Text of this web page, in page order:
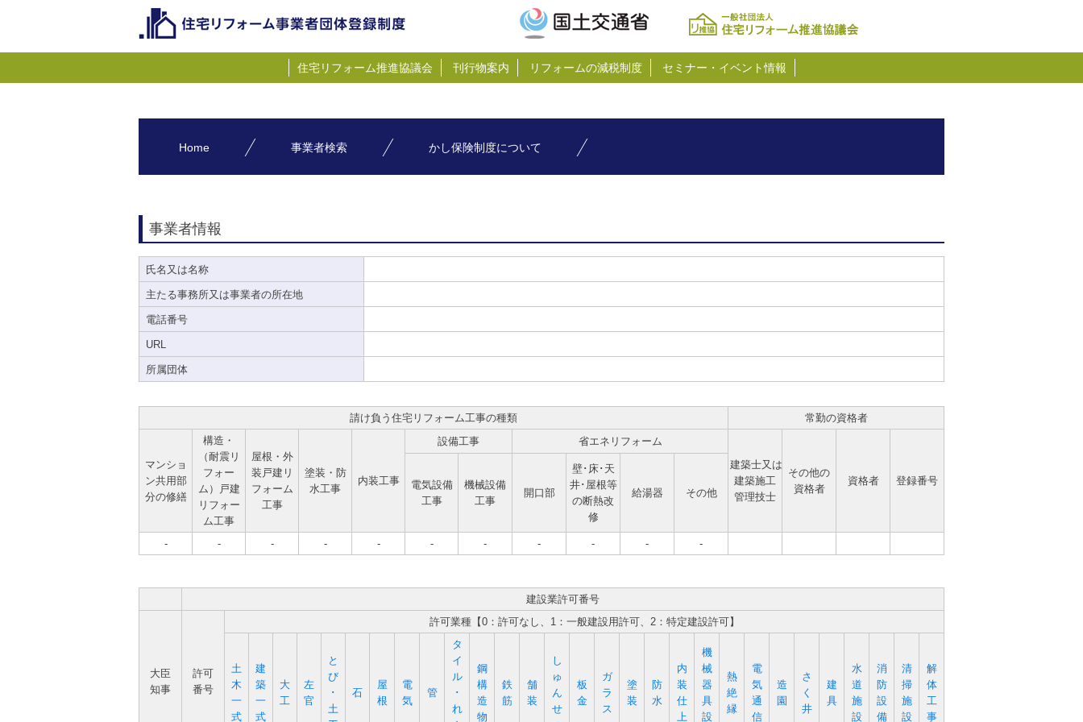
住宅リフォーム推進協議会 刊行物案内 リフォームの減税制度 セミナー・イベント情報
Home 事業者検索 かし保険制度について
事業者情報
氏名又は名称
主たる事務所又は事業者の所在地
電話番号
URL
所属団体
請け負う住宅リフォーム工事の種類 常勤の資格者
マンショ
ン共用部
分の修繕
構造・
（耐震リ
フォー
ム）戸建
リフォー
ム工事
屋根・外
装戸建リ
フォーム
工事
塗装・防
水工事
内装工事
設備工事
省エネリフォーム
建築士又は
建築施工
管理技士
その他の
資格者
資格者 登録番号
電気設備
工事
機械設備
工事
開口部
壁･床･天
井･屋根等
の断熱改
修
給湯器 その他
- - - - - - - - - - -
建設業許可番号
大臣
知事
許可
番号
許可業種【0：許可なし、1：一般建設用許可、2：特定建設許可】
土
木
一
式
建
築
一
式
大
工
左
官
と
び
･
土
石
屋
根
電
気
管
タ
イ
ル
･
れ
鋼
構
造
物
鉄
筋
舗
装
し
ゅ
ん
せ
板
金
ガ
ラ
ス
塗
装
防
水
内
装
仕
上
機
械
器
具
設
熱
絶
縁
電
気
通
信
造
園
さ
く
井
建
具
水
道
施
設
消
防
設
備
清
掃
施
設
解
体
工
事